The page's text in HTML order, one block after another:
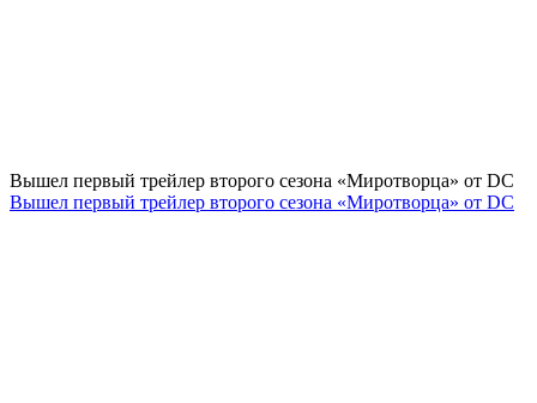
Вышел первый трейлер второго сезона «Миротворца» от DC
Вышел первый трейлер второго сезона «Миротворца» от DC